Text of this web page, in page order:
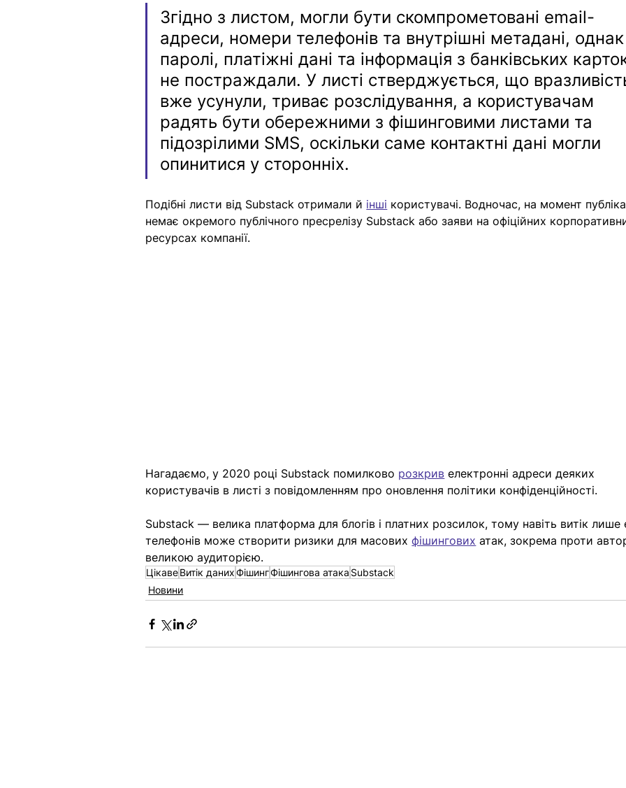
Згідно з листом, могли бути скомпрометовані email-
адреси, номери телефонів та внутрішні метадані, однак
паролі, платіжні дані та інформація з банківських
не постраждали. У листі стверджується, що
вже усунули, триває розслідування, а користувачам
радять бути обережними з фішинговими листами та
підозрілими SMS, оскільки саме контактні дані могли
опинитися у сторонніх.
Подібні листи від Substack отримали й інші користувачі. Водночас, на момент
немає окремого публічного пресрелізу Substack або заяви на офіційних
ресурсах компанії.
Нагадаємо, у 2020 році Substack помилково розкрив електронні адреси деяких
користувачів в листі з повідомленням про оновлення політики конфіденційності.
Substack — велика платформа для блогів і платних розсилок, тому навіть витік лише
телефонів може створити ризики для масових фішингових атак, зокрема проти
великою аудиторією.
ЦікавеВитік данихФішингФішингова атака Substack
Новини